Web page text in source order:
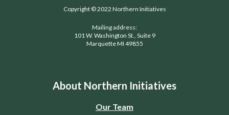
Copyright © 2022 Northern Initiatives
Mailing address:
101 W. Washington St., Suite 9
Marquette MI 49855
About Northern Initiatives
Our Team